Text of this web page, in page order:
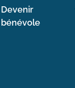
Devenir
bénévole